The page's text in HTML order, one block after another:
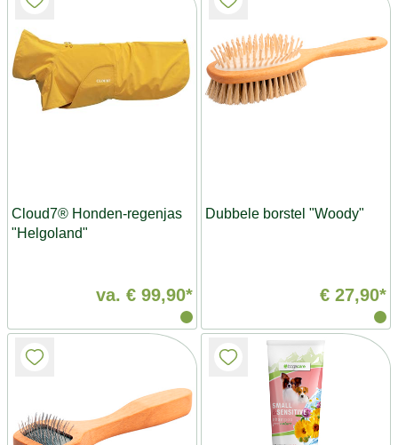
Cloud7® Honden-regenjas
"Helgoland"
va. € 99,90*
Dubbele borstel "Woody"
€ 27,90*